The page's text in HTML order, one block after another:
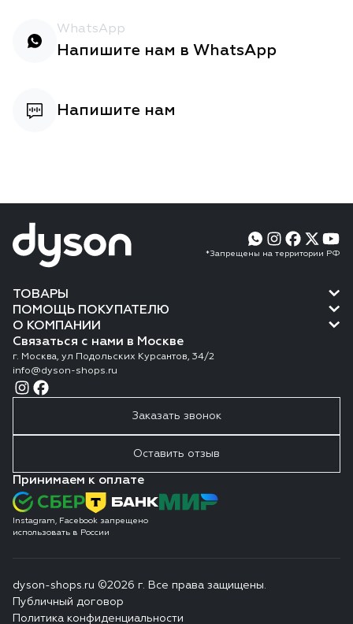
WhatsApp
Напишите нам в WhatsApp
Напишите нам
*Запрещены на территории РФ
ТОВАРЫ
ПОМОЩЬ ПОКУПАТЕЛЮ
О КОМПАНИИ
Связаться с нами в Москве
г. Москва, ул Подольских Курсантов, 34/2
info@dyson-shops.ru
Заказать звонок
Оставить отзыв
Принимаем к оплате
Instagram, Facebook запрещено
использовать в России
dyson-shops.ru ©2026 г. Все права защищены.
Публичный договор
Политика конфиденциальности